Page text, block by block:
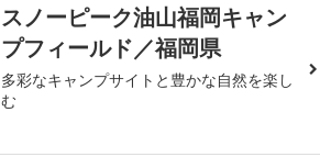
スノーピーク油山福岡キャン
プフィールド／福岡県
多彩なキャンプサイトと豊かな自然を楽し
む